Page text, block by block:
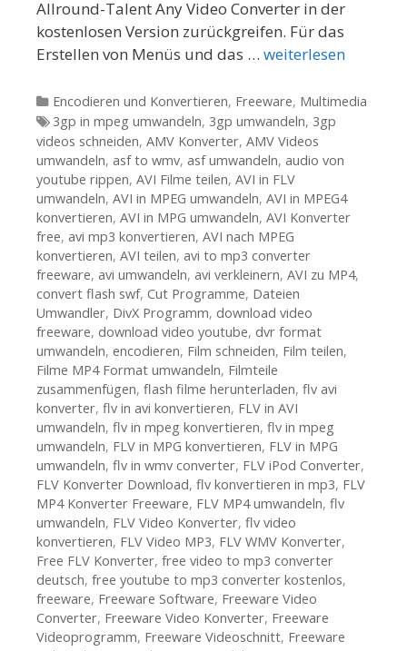
Allround-Talent Any Video Converter in der
kostenlosen Version zurückgreifen. Für das
Erstellen von Menüs und das … weiterlesen
Kategorien
Encodieren und Konvertieren, Freeware, Multimedia
Tags
3gp in mpeg umwandeln, 3gp umwandeln, 3gp
videos schneiden, AMV Konverter, AMV Videos
umwandeln, asf to wmv, asf umwandeln, audio von
youtube rippen, AVI Filme teilen, AVI in FLV
umwandeln, AVI in MPEG umwandeln, AVI in MPEG4
konvertieren, AVI in MPG umwandeln, AVI Konverter
free, avi mp3 konvertieren, AVI nach MPEG
konvertieren, AVI teilen, avi to mp3 converter
freeware, avi umwandeln, avi verkleinern, AVI zu MP4,
convert flash swf, Cut Programme, Dateien
Umwandler, DivX Programm, download video
freeware, download video youtube, dvr format
umwandeln, encodieren, Film schneiden, Film teilen,
Filme MP4 Format umwandeln, Filmteile
zusammenfügen, flash filme herunterladen, flv avi
konverter, flv in avi konvertieren, FLV in AVI
umwandeln, flv in mpeg konvertieren, flv in mpeg
umwandeln, FLV in MPG konvertieren, FLV in MPG
umwandeln, flv in wmv converter, FLV iPod Converter,
FLV Konverter Download, flv konvertieren in mp3, FLV
MP4 Konverter Freeware, FLV MP4 umwandeln, flv
umwandeln, FLV Video Konverter, flv video
konvertieren, FLV Video MP3, FLV WMV Konverter,
Free FLV Konverter, free video to mp3 converter
deutsch, free youtube to mp3 converter kostenlos,
freeware, Freeware Software, Freeware Video
Converter, Freeware Video Konverter, Freeware
Videoprogramm, Freeware Videoschnitt, Freeware